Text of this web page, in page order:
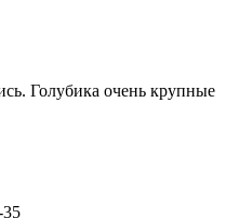
Голубика очень крупные
35